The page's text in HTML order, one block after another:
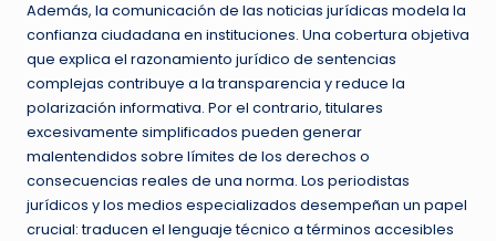
Además, la comunicación de las noticias jurídicas modela la
confianza ciudadana en instituciones. Una cobertura objetiva
que explica el razonamiento jurídico de sentencias
complejas contribuye a la transparencia y reduce la
polarización informativa. Por el contrario, titulares
excesivamente simplificados pueden generar
malentendidos sobre límites de los derechos o
consecuencias reales de una norma. Los periodistas
jurídicos y los medios especializados desempeñan un papel
crucial: traducen el lenguaje técnico a términos accesibles